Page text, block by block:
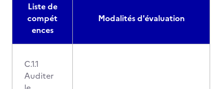
Liste de
compét
ences
Modalités d'évaluation
C.1.1
Auditer